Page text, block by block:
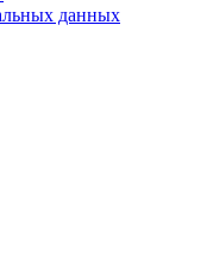
данных